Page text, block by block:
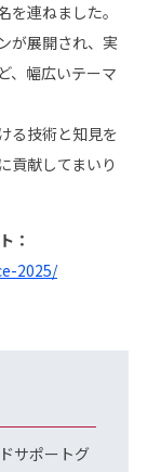
連ねました。
が展開され、実
、幅広いテーマ
る技術と知見を
貢献してまいり
：
2025/
サポートグ